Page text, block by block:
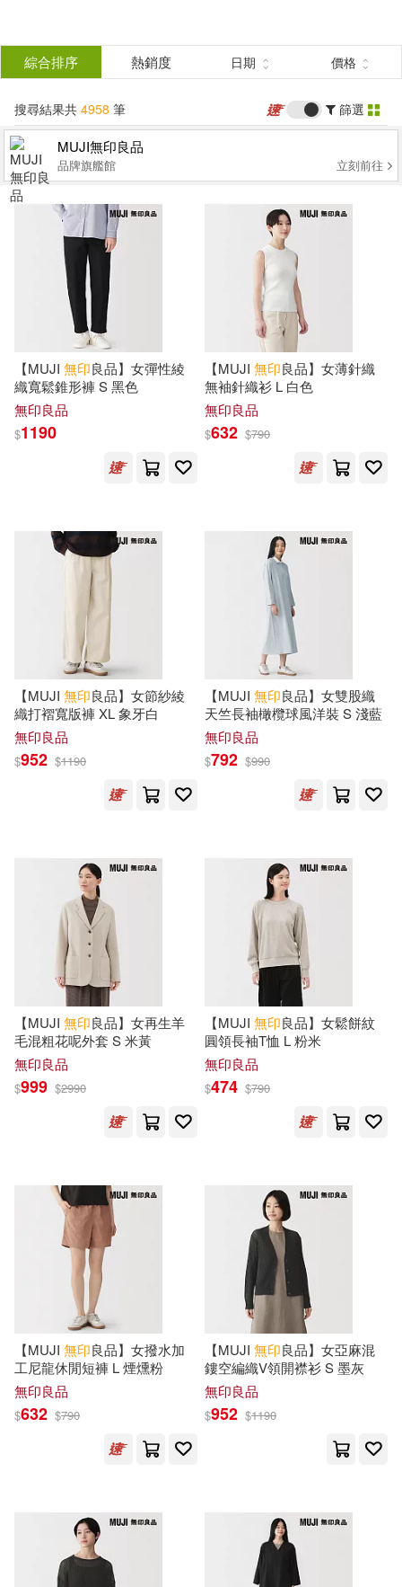
結
果
篩
分類 (單選)
所有商品(4958) 圖書(126)
影音(9) 雜誌(34)
美妝(12)
家居生活(158)
3C(116)
保健(4) 設計文具(51)
婦幼生活(18)
鞋包配件(99)
寵物生活(2)
有聲書(2)
(可複選)
島崎無印(8)
松井忠三(4) [日]無印良品(3)
黃大(3)
(日)無印良品(2)
Kevin Chen(2)
[美]雷．巴斯勒（Ray S. Bassle
r），查爾斯．雷瑟（Charles E. Re
sser），沃爾多．施密特（Waldo
L. Schmitt），保羅．巴奇（Paul B
artsch）著遲文成 主譯劉北辰 譯(2)
保羅．米勒(2)
呂澂(2)
圓瑛(2)
弘一(2) 慈航(2)
樂友文化編輯部(2)
歐陽竟無(2) 水谷妙子(2)
法尊(2)
虛雲(2) 須原浩子(2)
（日）渡邊有子(2)
(日)渡辺米英著(1)
中信出版社(9)
崧燁文化(8)
廣西師範大學出版社(6)
滾石(6) 主婦の友社(5)
寶島社(5) 尖端(5)
晉遊舍(5)
CBETA 財團法人佛教電子佛典基金
新星出版社(3)
科學出版社(3) 長鴻出版社(3)
高等教育出版社(3)
KADOKAWA(2)
スターツ出版(2) 三悅文化(2)
世界文化社(2)
中國攝影出版社(2)
任性出版(2) 健行(2)
博碩(2) 奇光出版(2)
小角落文化(2) 方言文化(2)
樂友文化(2) 網路與書出版(2)
華中科技大學出版社(2)
展開
配送方式
可海外宅配(1389)
可港澳店取(953)
可新加坡店取(945)
可菲律賓店取(953)
(可複選)
本週上市新品(24)
電子書 (可複選)
適合手機平板閱讀(15)
適合平板閱讀(3)
(可複選)
綜合排序 熱銷度 日期 價格
搜尋結果共 4958 筆 篩選
MUJI無印良品
品牌旗艦館 立刻前往
【MUJI 無印良品】女彈性綾
織寬鬆錐形褲 S 黑色
無印良品
$1190
【MUJI 無印良品】女薄針織
無袖針織衫 L 白色
無印良品
$632 $790
【MUJI 無印良品】女節紗綾
織打褶寬版褲 XL 象牙白
無印良品
$952 $1190
【MUJI 無印良品】女雙股織
天竺長袖橄欖球風洋裝 S 淺藍
無印良品
$792 $990
【MUJI 無印良品】女再生羊
毛混粗花呢外套 S 米黃
無印良品
$999 $2990
【MUJI 無印良品】女鬆餅紋
圓領長袖T恤 L 粉米
無印良品
$474 $790
【MUJI 無印良品】女撥水加
工尼龍休閒短褲 L 煙燻粉
無印良品
$632 $790
【MUJI 無印良品】女亞麻混
鏤空編織V領開襟衫 S 墨灰
無印良品
$952 $1190